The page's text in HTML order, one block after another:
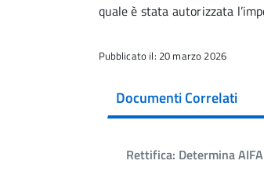
quale è stata autorizzata
Pubblicato il: 20 marzo 2026
Documenti Correlati
Rettifica: Determina